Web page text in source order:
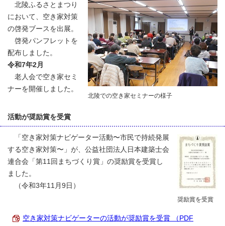
北陵での空き家セミナーの様子
北陵ふるさとまつり
において、空き家対策
の啓発ブースを出展。
啓発パンフレットを
配布しました。
令和7年2月
老人会で空き家セミ
ナーを開催しました。
活動が奨励賞を受賞
奨励賞を受賞
「空き家対策ナビゲーター活動〜市民で持続発展
する空き家対策〜」が、公益社団法人日本建築士会
連合会「第11回まちづくり賞」の奨励賞を受賞し
ました。
（令和3年11月9日）
空き家対策ナビゲーターの活動が奨励賞を受賞 （PDF